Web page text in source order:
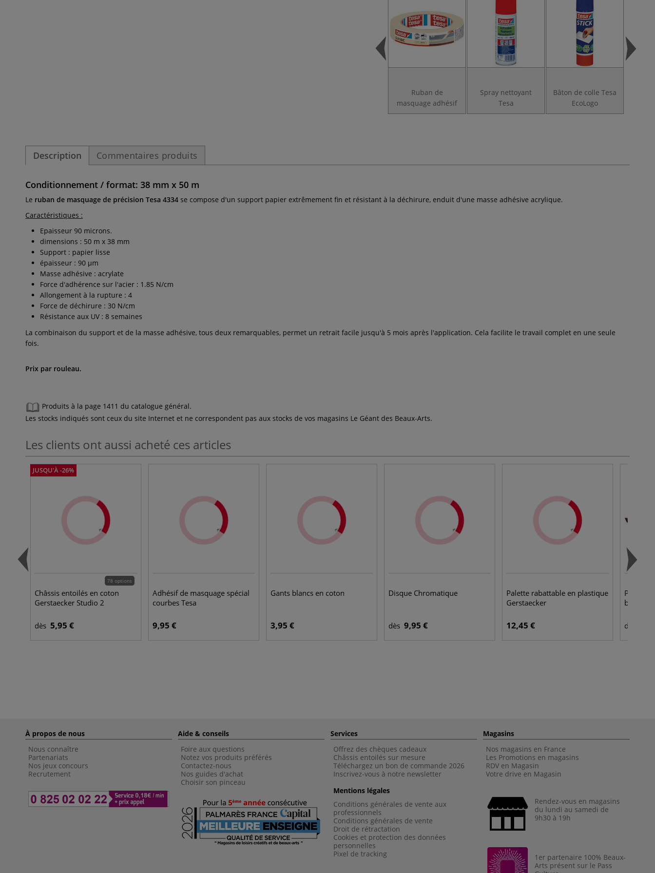
Ruban de
masquage adhésif
Spray nettoyant
Tesa
Bâton de colle Tesa
EcoLogo
Description Commentaires produits
Conditionnement / format: 38 mm x 50 m
Le ruban de masquage de précision Tesa 4334 se compose d'un support papier extrêmement fin et résistant à la déchirure, enduit d'une masse adhésive acrylique.
Caractéristiques :
Epaisseur 90 microns.
dimensions : 50 m x 38 mm
Support : papier lisse
épaisseur : 90 µm
Masse adhésive : acrylate
Force d'adhérence sur l'acier : 1.85 N/cm
Allongement à la rupture : 4
Force de déchirure : 30 N/cm
Résistance aux UV : 8 semaines
La combinaison du support et de la masse adhésive, tous deux remarquables, permet un retrait facile jusqu'à 5 mois après l'application. Cela facilite le travail complet en une seule
fois.
Prix par rouleau.
Produits à la page 1411 du catalogue général.
Les stocks indiqués sont ceux du site Internet et ne correspondent pas aux stocks de vos magasins Le Géant des Beaux-Arts.
Les clients ont aussi acheté ces articles
JUSQU'À -26%
78 options
Châssis entoilés en coton
Gerstaecker Studio 2
dès 5,95 €
Adhésif de masquage spécial
courbes Tesa
9,95 €
Gants blancs en coton
3,95 €
Disque Chromatique
dès 9,95 €
Palette rabattable en plastique
Gerstaecker
12,45 €
Pinceau
dès
À propos de nous
Nous connaître
Partenariats
Nos jeux concours
Recrutement
Aide & conseils
Foire aux questions
Notez vos produits préférés
Contactez-nous
Nos guides d'achat
Choisir son pinceau
Services
Offrez des chèques cadeaux
Châssis entoilés sur mesure
Téléchargez un bon de commande 2026
Inscrivez-vous à notre newsletter
Mentions légales
Conditions générales de vente aux
professionnels
Conditions générales de vente
Droit de rétractation
Cookies et protection des données
personnelles
Pixel de tracking
Magasins
Nos magasins en France
Les Promotions en magasins
RDV en Magasin
Votre drive en Magasin
Rendez-vous en magasins
du lundi au samedi de
9h30 à 19h
1er partenaire 100% Beaux-
Arts présent sur le Pass